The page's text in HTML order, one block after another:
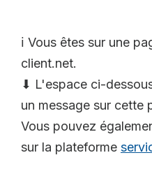
ℹ️ Vous êtes sur une
client.net.
⬇ L'espace ci-
un message sur cette
Vous pouvez
sur la plateforme